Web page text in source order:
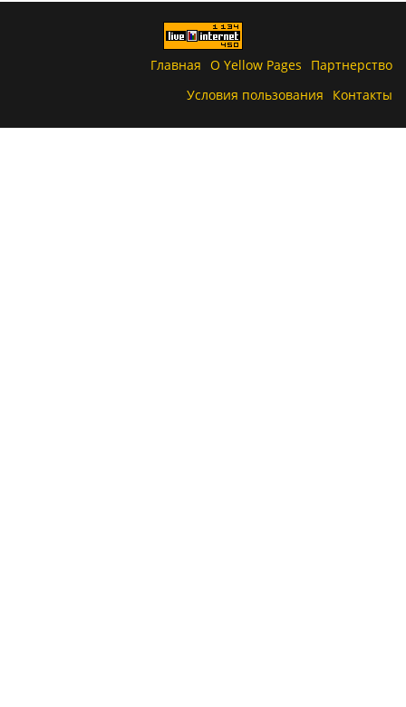
Главная О Yellow Pages
Партнерство
Условия пользования
Контакты